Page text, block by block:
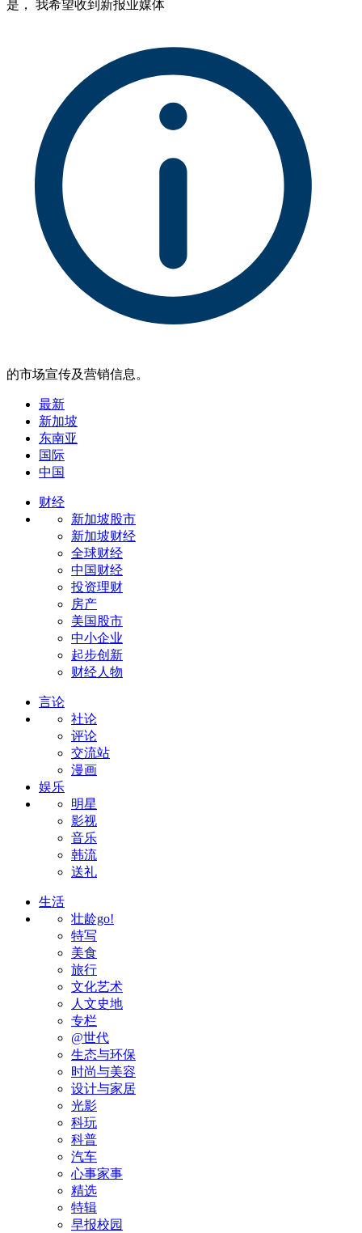
是， 我希望收到新报业媒体
的市场宣传及营销信息。
最新
新加坡
东南亚
国际
中国
财经
新加坡股市
新加坡财经
全球财经
中国财经
投资理财
房产
美国股市
中小企业
起步创新
财经人物
言论
社论
评论
交流站
漫画
娱乐
明星
影视
音乐
韩流
送礼
生活
壮龄go!
特写
美食
旅行
文化艺术
人文史地
专栏
@世代
生态与环保
时尚与美容
设计与家居
光影
科玩
科普
汽车
心事家事
精选
特辑
早报校园